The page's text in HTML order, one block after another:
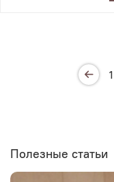
1
Полезные статьи